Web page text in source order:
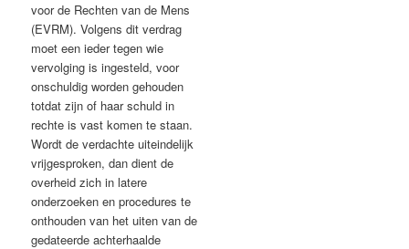
voor de Rechten van de Mens
(EVRM). Volgens dit verdrag
moet een ieder tegen wie
vervolging is ingesteld, voor
onschuldig worden gehouden
totdat zijn of haar schuld in
rechte is vast komen te staan.
Wordt de verdachte uiteindelijk
vrijgesproken, dan dient de
overheid zich in latere
onderzoeken en procedures te
onthouden van het uiten van de
gedateerde achterhaalde